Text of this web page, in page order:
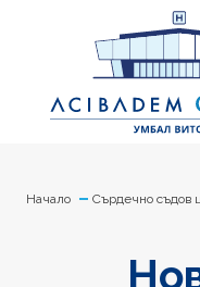
Начало Сърдечно съдов